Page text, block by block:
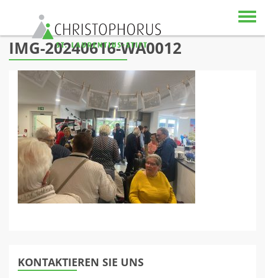
Skip to content
IMG-20240616-WA0012
KONTAKTIEREN SIE UNS